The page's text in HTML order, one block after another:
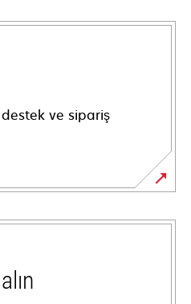
ve sipariş